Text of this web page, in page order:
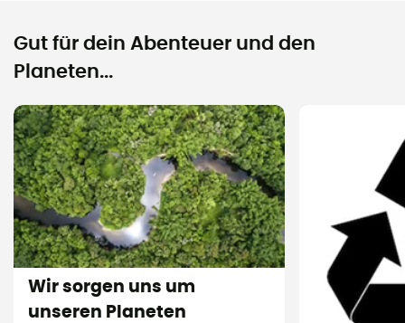
Gut für dein Abenteuer und den
Planeten...
Wir sorgen uns um
unseren Planeten